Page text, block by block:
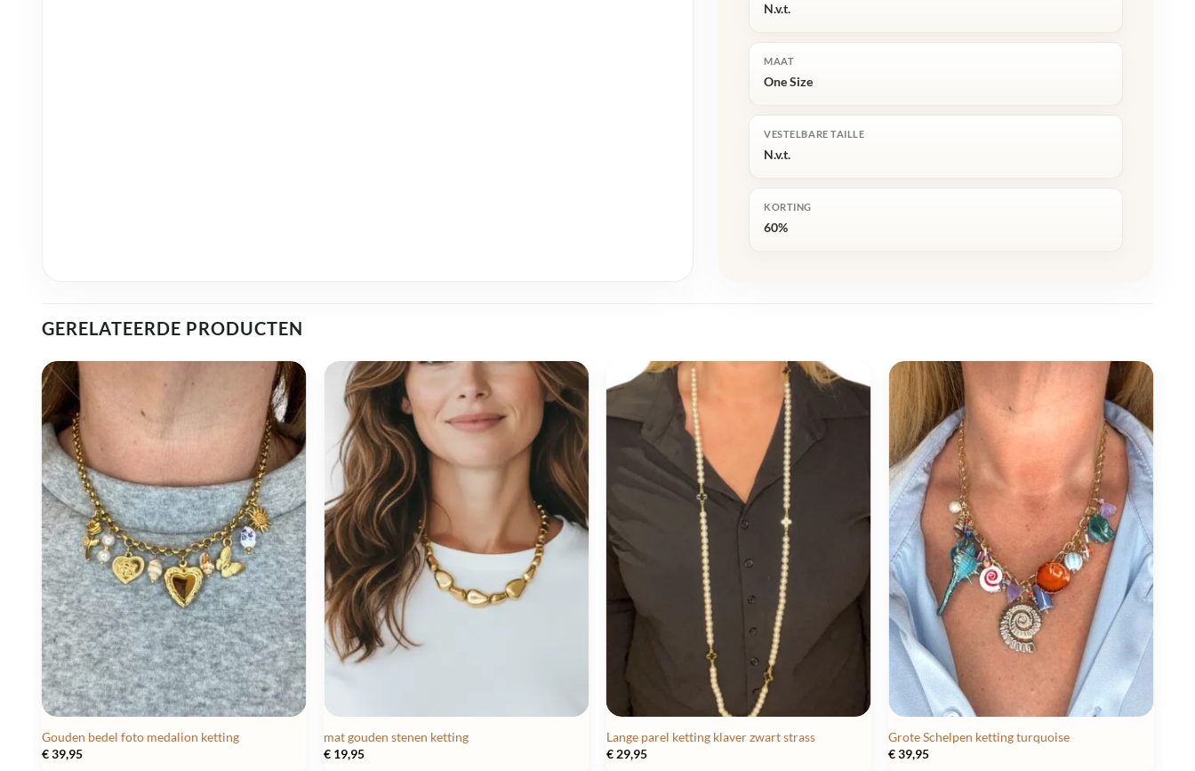
N.v.t.
MAAT
One Size
VESTELBARE TAILLE
N.v.t.
KORTING
60%
GERELATEERDE PRODUCTEN
Gouden bedel foto medalion ketting
€39,95
mat gouden stenen ketting
€ 19,95
Lange parel ketting klaver zwart strass
€29,95
Grote Schelpen ketting turquoise
€39,95